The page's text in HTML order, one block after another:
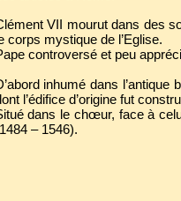
VII mourut dans des
corps mystique de l’Eglise.
controversé et peu
inhumé dans
l’édifice d’origine fut
dans le chœur, face à
– 1546).